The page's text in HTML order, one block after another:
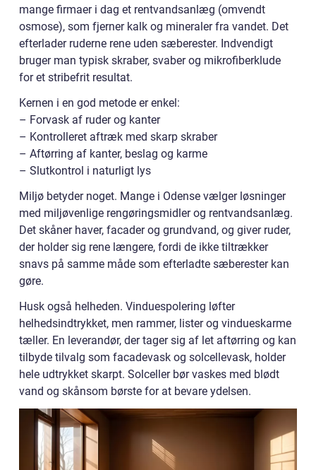
mange firmaer i dag et rentvandsanlæg (omvendt
osmose), som fjerner kalk og mineraler fra vandet. Det
efterlader ruderne rene uden sæberester. Indvendigt
bruger man typisk skraber, svaber og mikrofiberklude
for et stribefrit resultat.
Kernen i en god metode er enkel:
– Forvask af ruder og kanter
– Kontrolleret aftræk med skarp skraber
– Aftørring af kanter, beslag og karme
– Slutkontrol i naturligt lys
Miljø betyder noget. Mange i Odense vælger løsninger
med miljøvenlige rengøringsmidler og rentvandsanlæg.
Det skåner haver, facader og grundvand, og giver ruder,
der holder sig rene længere, fordi de ikke tiltrækker
snavs på samme måde som efterladte sæberester kan
gøre.
Husk også helheden. Vinduespolering løfter
helhedsindtrykket, men rammer, lister og vindueskarme
tæller. En leverandør, der tager sig af let aftørring og kan
tilbyde tilvalg som facadevask og solcellevask, holder
hele udtrykket skarpt. Solceller bør vaskes med blødt
vand og skånsom børste for at bevare ydelsen.